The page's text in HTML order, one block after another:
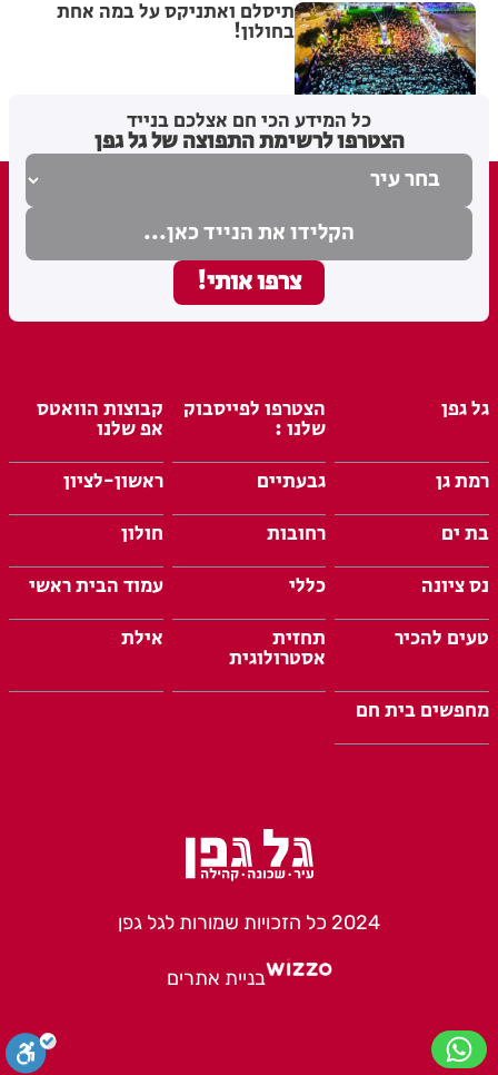
תיסלם ואתניקס על במה אחת
בחולון!
כל המידע הכי חם אצלכם בנייד
הצטרפו לרשימת התפוצה של גל גפן
גל גפן הצטרפו לפייסבוק
שלנו :
קבוצות הוואטס
אפ שלנו
רמת גן
גבעתיים
ראשון-לציון
בת ים
רחובות
חולון
נס ציונה
כללי
עמוד הבית ראשי
טעים להכיר
תחזית
אסטרולוגית
אילת
מחפשים בית חם
2024 כל הזכויות שמורות לגל גפן
בניית אתרים